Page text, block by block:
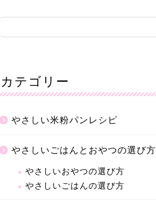
カテゴリー
やさしい米粉パンレシピ
やさしいごはんとおやつの選び方
やさしいおやつの選び方
やさしいごはんの選び方